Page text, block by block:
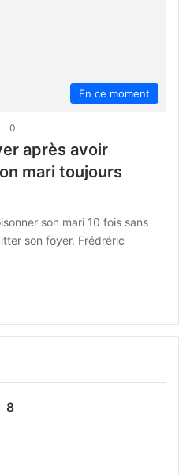
En ce moment
0
après avoir
mari toujours
son mari 10 fois sans
son foyer. Frédréric
8